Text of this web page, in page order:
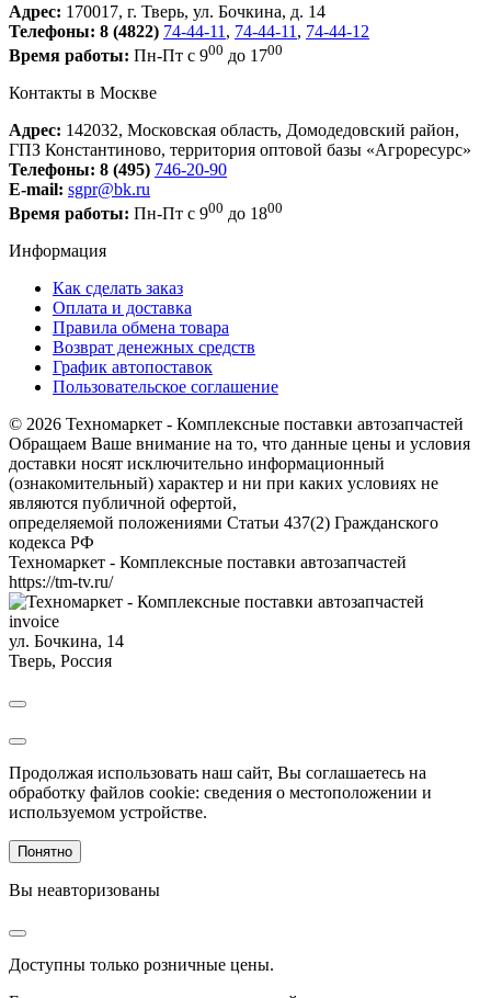
Адрес: 170017, г. Тверь, ул. Бочкина, д. 14
Телефоны: 8 (4822) 74-44-11 , 74-44-11 , 74-44-12
Время работы: Пн-Пт с 900 до 1700
Контакты в Москве
Адрес: 142032, Московская область, Домодедовский район,
ГПЗ Константиново, территория оптовой базы «Агроресурс»
Телефоны: 8 (495) 746-20-90
E-mail: sgpr@bk.ru
Время работы: Пн-Пт с 900 до 1800
Информация
Как сделать заказ
Оплата и доставка
Правила обмена товара
Возврат денежных средств
График автопоставок
Пользовательское соглашение
© 2026 Техномаркет - Комплексные поставки автозапчастей
Обращаем Ваше внимание на то, что данные цены и условия
доставки носят исключительно информационный
(ознакомительный) характер и ни при каких условиях не
являются публичной офертой,
определяемой положениями Статьи 437(2) Гражданского
кодекса РФ
Техномаркет - Комплексные поставки автозапчастей
https://tm-tv.ru/
invoice
ул. Бочкина, 14
Тверь, Россия
Продолжая использовать наш сайт, Вы соглашаетесь на
обработку файлов cookie: сведения о местоположении и
используемом устройстве.
Понятно
Вы неавторизованы
Доступны только розничные цены.